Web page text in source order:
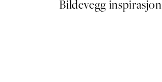
Bildevegg inspirasjon